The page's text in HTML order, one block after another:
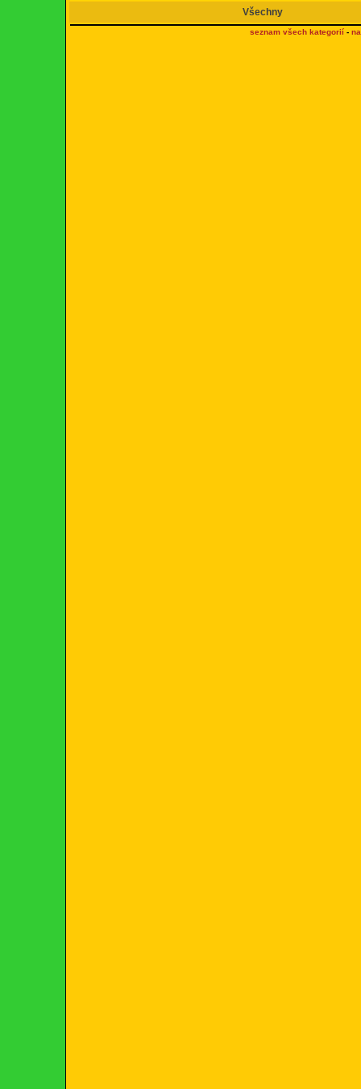
Všechny
seznam všech kategorií-